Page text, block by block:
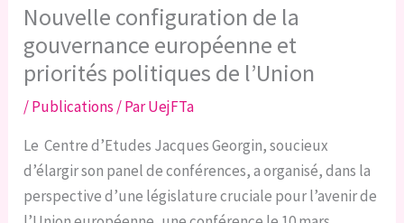
Nouvelle configuration de la
gouvernance européenne et
priorités politiques de l’Union
/Publications / ParUejFTa
Le Centre d’Etudes Jacques Georgin, soucieux
d’élargir son panel de conférences, a organisé, dans la
perspective d’une législature cruciale pour l’avenir de